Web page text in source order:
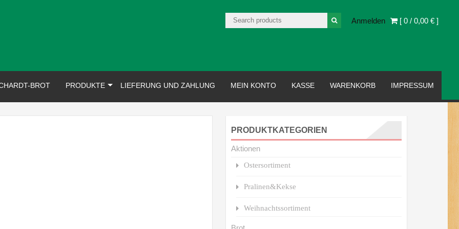
[ 0 /0,00 € ]
Anmelden
BROT PRODUKTE LIEFERUNG UND ZAHLUNG MEIN KONTO KASSE WARENKORB IMPRESSUM
PRODUKTKATEGORIEN
Aktionen
Ostersortiment
Pralinen&Kekse
Weihnachtssortiment